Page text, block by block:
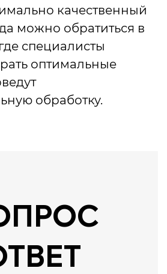
качественный
можно обратиться в
специалисты
оптимальные
обработку.